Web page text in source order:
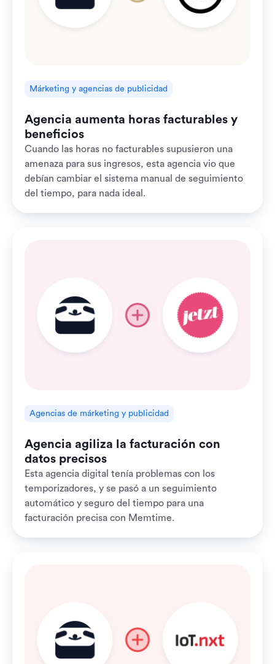
Márketing y agencias de publicidad
Agencia aumenta horas facturables y
beneficios
Cuando las horas no facturables supusieron una
amenaza para sus ingresos, esta agencia vio que
debían cambiar el sistema manual de seguimiento
del tiempo, para nada ideal.
Agencias de márketing y publicidad
Agencia agiliza la facturación con
datos precisos
Esta agencia digital tenía problemas con los
temporizadores, y se pasó a un seguimiento
automático y seguro del tiempo para una
facturación precisa con Memtime.